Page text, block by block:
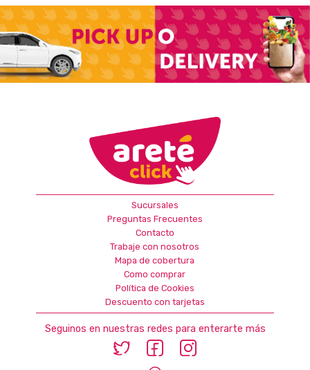
Sucursales
Preguntas Frecuentes
Contacto
Trabaje con nosotros
Mapa de cobertura
Como comprar
Política de Cookies
Descuento con tarjetas
Seguinos en nuestras redes para enterarte más